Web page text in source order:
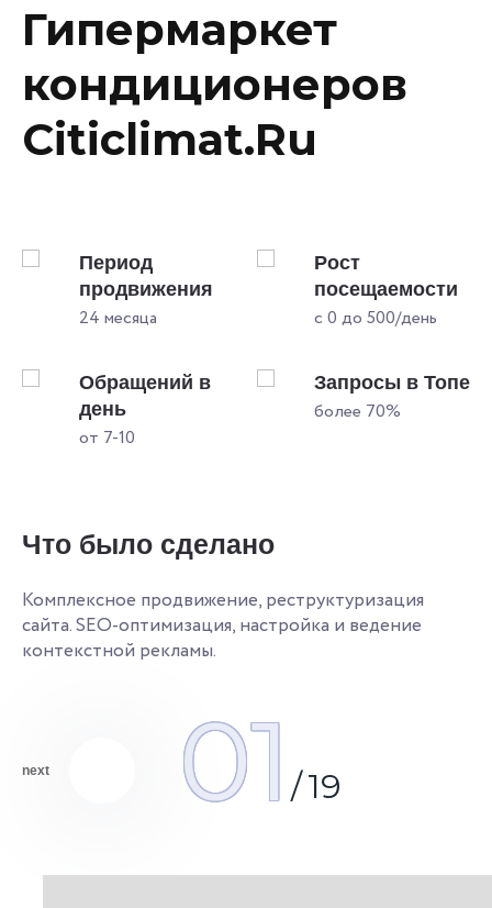
Гипермаркет
кондиционеров
Citiclimat.Ru
Период
продвижения
24 месяца
Рост
посещаемости
с 0 до 500/день
Обращений в
день
от 7-10
Запросы в Топе
более 70%
Что было сделано
Комплексное продвижение, реструктуризация
сайта. SEO-оптимизация, настройка и ведение
контекстной рекламы.
next 01/19